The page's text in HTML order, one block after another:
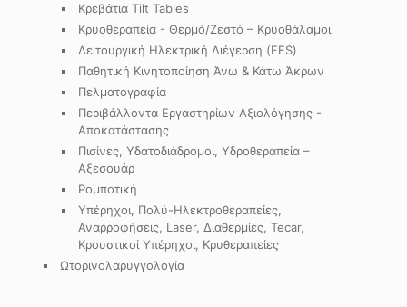
Κρεβάτια Tilt Tables
Κρυοθεραπεία - Θερμό/Ζεστό – Κρυοθάλαμοι
Λειτουργική Ηλεκτρική Διέγερση (FES)
Παθητική Κινητοποίηση Άνω & Κάτω Άκρων
Πελματογραφία
Περιβάλλοντα Εργαστηρίων Αξιολόγησης -
Αποκατάστασης
Πισίνες, Υδατοδιάδρομοι, Υδροθεραπεία –
Αξεσουάρ
Ρομποτική
Υπέρηχοι, Πολύ-Ηλεκτροθεραπείες,
Αναρροφήσεις, Laser, Διαθερμίες, Tecar,
Κρουστικοί Υπέρηχοι, Κρυθεραπείες
Ωτορινολαρυγγολογία